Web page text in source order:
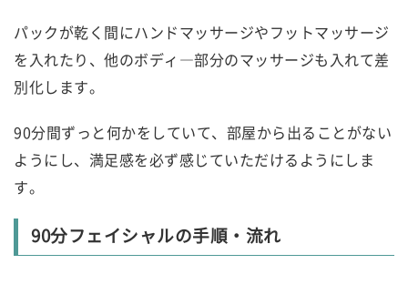
パックが乾く間にハンドマッサージやフットマッサージ
を入れたり、他のボディ―部分のマッサージも入れて差
別化します。
90分間ずっと何かをしていて、部屋から出ることがない
ようにし、満足感を必ず感じていただけるようにしま
す。
90分フェイシャルの手順・流れ